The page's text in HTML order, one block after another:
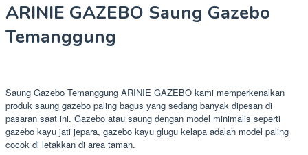
ARINIE GAZEBO Saung Gazebo
Temanggung
Saung Gazebo Temanggung ARINIE GAZEBO kami memperkenalkan
produk saung gazebo paling bagus yang sedang banyak dipesan di
pasaran saat ini. Gazebo atau saung dengan model minimalis seperti
gazebo kayu jati jepara, gazebo kayu glugu kelapa adalah model paling
cocok di letakkan di area taman.